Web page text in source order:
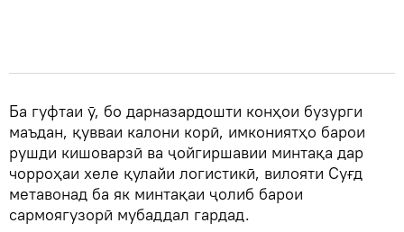
Ба гуфтаи ӯ, бо дарназардошти конҳои бузурги
маъдан, қувваи калони корӣ, имкониятҳо барои
рушди кишоварзӣ ва ҷойгиршавии минтақа дар
чорроҳаи хеле қулайи логистикӣ, вилояти Суғд
метавонад ба як минтақаи ҷолиб барои
сармоягузорӣ мубаддал гардад.